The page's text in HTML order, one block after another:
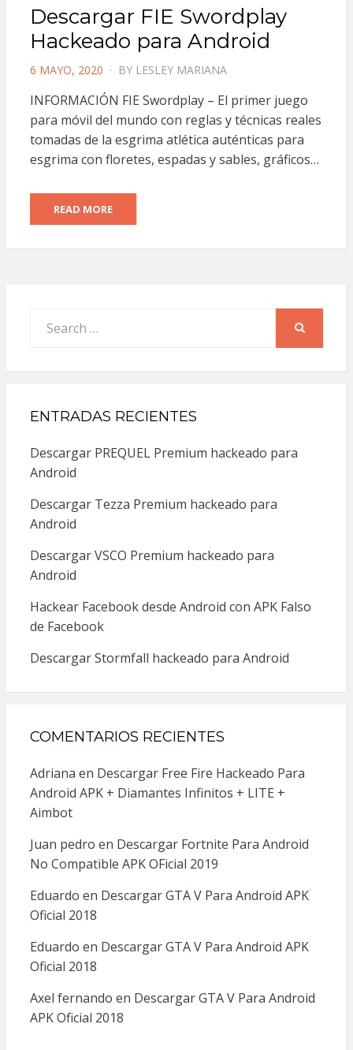
Descargar FIE Swordplay
Hackeado para Android
POSTED
6 MAYO, 2020 BY LESLEY MARIANA
INFORMACIÓN FIE Swordplay – El primer juego
para móvil del mundo con reglas y técnicas reales
tomadas de la esgrima atlética auténticas para
esgrima con floretes, espadas y sables, gráficos…
READ MORE
for:
ENTRADAS RECIENTES
Descargar PREQUEL Premium hackeado para
Android
Descargar Tezza Premium hackeado para
Android
Descargar VSCO Premium hackeado para
Android
Hackear Facebook desde Android con APK Falso
de Facebook
Descargar Stormfall hackeado para Android
COMENTARIOS RECIENTES
Adriana en Descargar Free Fire Hackeado Para
Android APK + Diamantes Infinitos + LITE +
Aimbot
Juan pedro en Descargar Fortnite Para Android
No Compatible APK OFicial 2019
Eduardo en Descargar GTA V Para Android APK
Oficial 2018
Eduardo en Descargar GTA V Para Android APK
Oficial 2018
Axel fernando en Descargar GTA V Para Android
APK Oficial 2018